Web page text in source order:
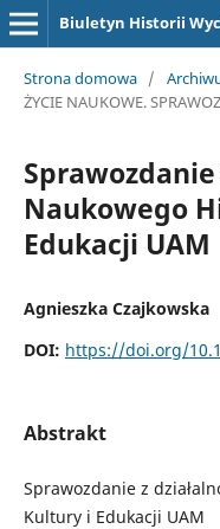
Biuletyn Historii
Strona domowa /
ŻYCIE NAUKOWE.
Sprawozdanie
Naukowego
Edukacji UAM
Agnieszka Czajkowska
DOI: https://doi.org/
Abstrakt
Sprawozdanie z
Kultury i Edukacji UAM